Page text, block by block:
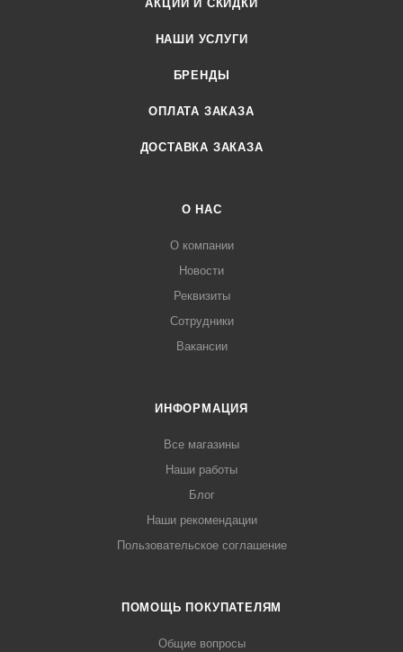
АКЦИИ И СКИДКИ
НАШИ УСЛУГИ
БРЕНДЫ
ОПЛАТА ЗАКАЗА
ДОСТАВКА ЗАКАЗА
О НАС
О компании
Новости
Реквизиты
Сотрудники
Вакансии
ИНФОРМАЦИЯ
Все магазины
Наши работы
Блог
Наши рекомендации
Пользовательское соглашение
ПОМОЩЬ ПОКУПАТЕЛЯМ
Общие вопросы